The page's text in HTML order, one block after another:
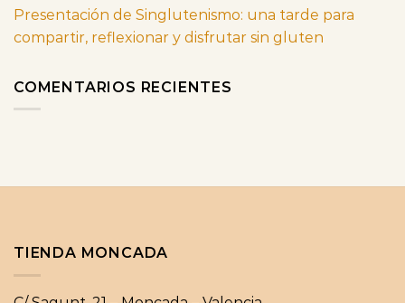
Presentación de Singlutenismo: una tarde para
compartir, reflexionar y disfrutar sin gluten
COMENTARIOS RECIENTES
TIENDA MONCADA